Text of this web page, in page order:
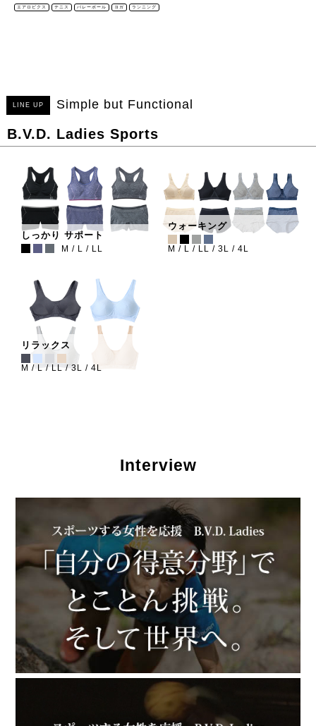
エアロビクス テニス バレーボール ヨガ ランニング
LINE UP Simple but Functional
B.V.D. Ladies Sports
しっかり サポート
M L LL
ウォーキング
M L LL 3L 4L
リラックス
M L LL 3L 4L
Interview